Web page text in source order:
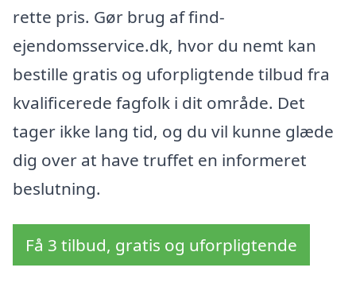
rette pris. Gør brug af find-
ejendomsservice.dk, hvor du nemt kan
bestille gratis og uforpligtende tilbud fra
kvalificerede fagfolk i dit område. Det
tager ikke lang tid, og du vil kunne glæde
dig over at have truffet en informeret
beslutning.
Få 3 tilbud, gratis og uforpligtende